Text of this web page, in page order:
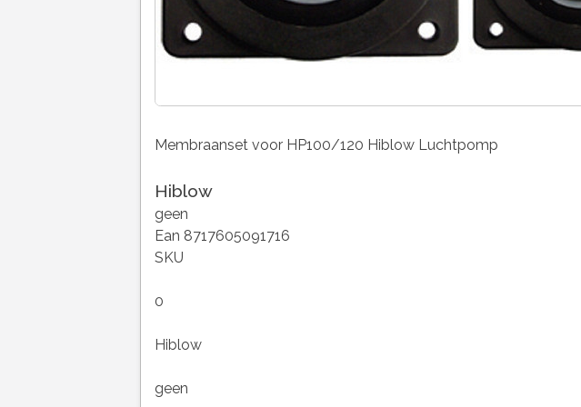
Membraanset voor HP100/120 Hiblow Luchtpomp
Hiblow
geen
Ean 8717605091716
SKU
0
Hiblow
geen